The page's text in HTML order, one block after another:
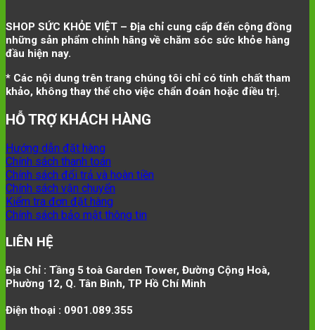
SHOP SỨC KHỎE VIỆT – Địa chỉ cung cấp đến cộng đồng
những sản phẩm chính hãng về chăm sóc sức khỏe hàng
đầu hiện nay.
* Các nội dung trên trang chúng tôi chỉ có tính chất tham
khảo, không thay thế cho việc chẩn đoán hoặc điều trị.
HỖ TRỢ KHÁCH HÀNG
Hướng dẫn đặt hàng
Chính sách thanh toán
Chính sách đổi trả và hoàn tiền
Chính sách vận chuyển
Kiểm tra đơn đặt hàng
Chính sách bảo mật thông tin
LIÊN HỆ
Địa Chỉ : Tầng 5 toà Garden Tower, Đường Cộng Hoà,
Phường 12, Q. Tân Bình, TP Hồ Chí Minh
Điện thoại : 0901.089.355